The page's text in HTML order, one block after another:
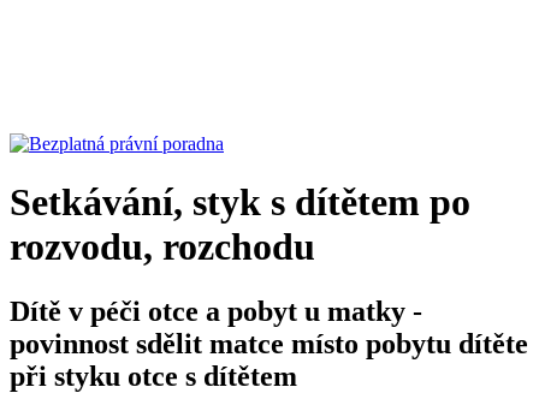
Setkávání, styk s dítětem po
rozvodu, rozchodu
Dítě v péči otce a pobyt u matky -
povinnost sdělit matce místo pobytu dítěte
při styku otce s dítětem